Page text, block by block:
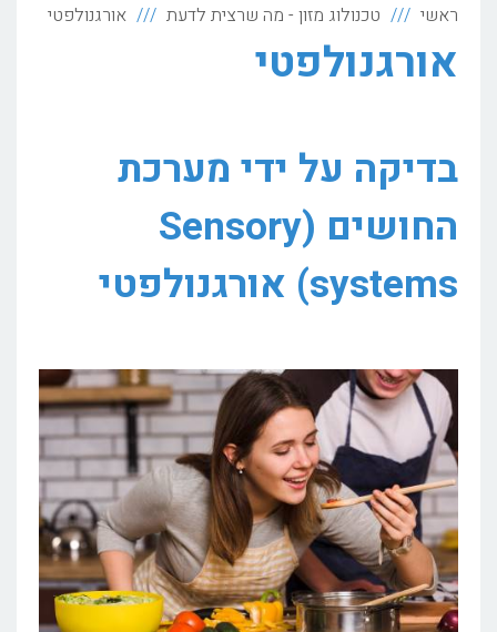
ראשי טכנולוג מזון - מה שרצית לדעת אורגנולפטי
אורגנולפטי
בדיקה על ידי מערכת
החושים (Sensory
systems) אורגנולפטי